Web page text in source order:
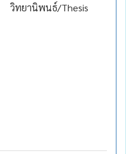
วิทยานิพนธ์/Thesis